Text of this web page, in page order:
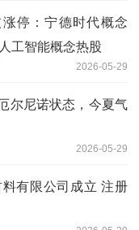
停：宁德时代概念
工智能概念热股
2026-05-29
尔尼诺状态，今夏气
2026-05-29
有限公司成立 注册